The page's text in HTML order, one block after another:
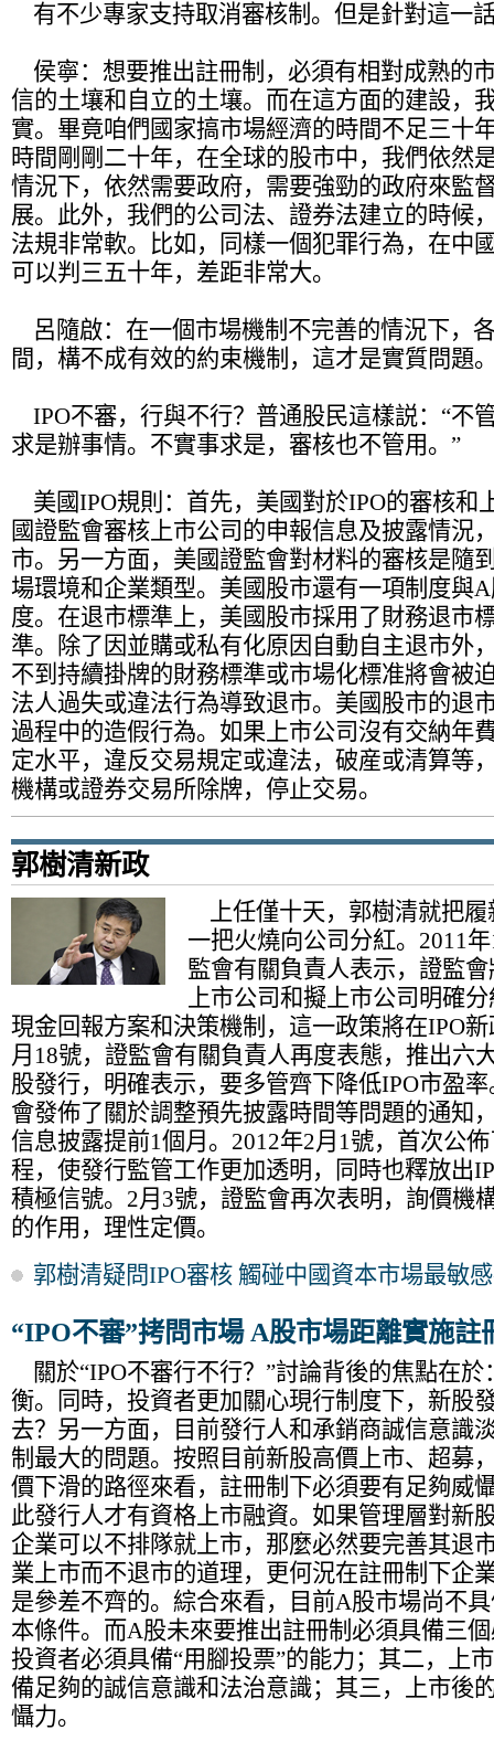
有不少專家支持取消審核制。但是針對這一
侯寧： 想要推出註冊制，必須有相對成熟的
信的土壤和自立的土壤。而在這方面的建設，
實。畢竟咱們國家搞市場經濟的時間不足三十
時間剛剛二十年，在全球的股市中，我們依然
情況下，依然需要政府，需要強勁的政府來監
展。此外，我們的公司法、證券法建立的時候
法規非常軟。比如，同樣一個犯罪行為，在中
可以判三五十年，差距非常大。
呂隨啟： 在一個市場機制不完善的情況下，
間，構不成有效的約束機制，這才是實質問題
IPO不審，行與不行？普通股民這樣説：“不
求是辦事情。不實事求是，審核也不管用。”
美國IPO規則：首先，美國對於IPO的審核和
國證監會審核上市公司的申報信息及披露情況
市。另一方面，美國證監會對材料的審核是隨
場環境和企業類型。美國股市還有一項制度與
度。在退市標準上，美國股市採用了財務退市
準。除了因並購或私有化原因自動自主退市外
不到持續掛牌的財務標準或市場化標准將會被
法人過失或違法行為導致退市。美國股市的退
過程中的造假行為。如果上市公司沒有交納年
定水平，違反交易規定或違法，破産或清算等
機構或證券交易所除牌，停止交易。
郭樹清新政
上任僅十天，郭樹清就把履
一把火燒向公司分紅。2011
監會有關負責人表示，證監
上市公司和擬上市公司明確
現金回報方案和決策機制，這一政策將在IPO
月18號，證監會有關負責人再度表態，推出六
股發行，明確表示，要多管齊下降低IPO市盈
會發佈了關於調整預先披露時間等問題的通知
信息披露提前1個月。2012年2月1號，首次公
程，使發行監管工作更加透明，同時也釋放出
積極信號。2月3號，證監會再次表明，詢價機
的作用，理性定價。
郭樹清疑問IPO審核 觸碰中國資本市場最敏
“IPO不審”拷問市場 A股市場距離實施註
關於“IPO不審行不行？”討論背後的焦點在於
衡。同時，投資者更加關心現行制度下，新股
去？另一方面，目前發行人和承銷商誠信意識
制最大的問題。按照目前新股高價上市、超募
價下滑的路徑來看，註冊制下必須要有足夠威
此發行人才有資格上市融資。如果管理層對新
企業可以不排隊就上市，那麼必然要完善其退
業上市而不退市的道理，更何況在註冊制下企
是參差不齊的。綜合來看，目前A股市場尚不
本條件。而A股未來要推出註冊制必須具備三
投資者必須具備“用腳投票”的能力；其二，上
備足夠的誠信意識和法治意識；其三，上市後
懾力。